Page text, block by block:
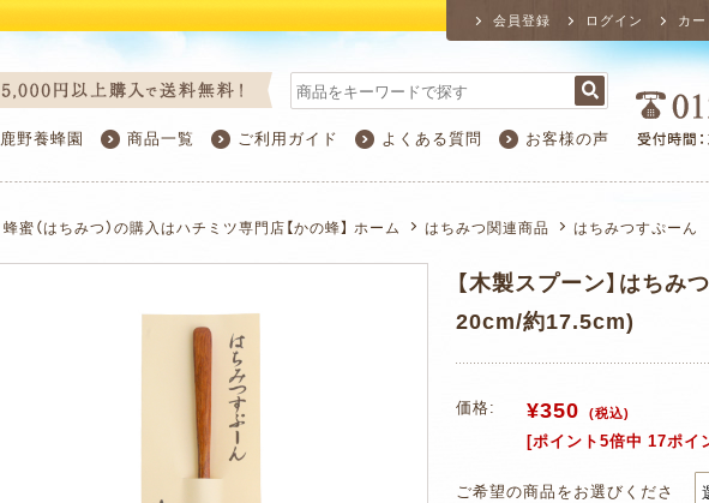
鹿野養蜂園 商品一覧 ご利用ガイド よくある質問 お客様の声
会員登録 ログイン カー
蜂蜜（はちみつ）の購入はハチミツ専門店【かの蜂】 ホーム はちみつ関連商品 はちみつすぷーん
【木製スプーン】はちみ
20cm/約17.5cm)
価格: ¥350 (税込)
[ポイント5倍中 17ポイ
ご希望の商品をお選びくださ